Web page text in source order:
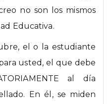
no son los mismos
Educativa.
el o la estudiante
usted, el que debe
al día
En él, se miden